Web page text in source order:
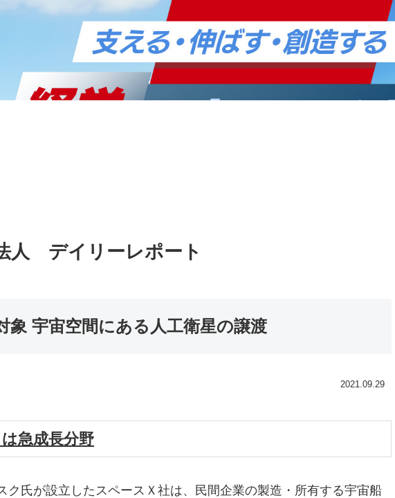
人 デイリーレポート
象 宇宙空間にある人工衛星の譲渡
2021.09.29
急成長分野
ク氏が設立したスペースＸ社は、民間企業の製造・所有する宇宙船